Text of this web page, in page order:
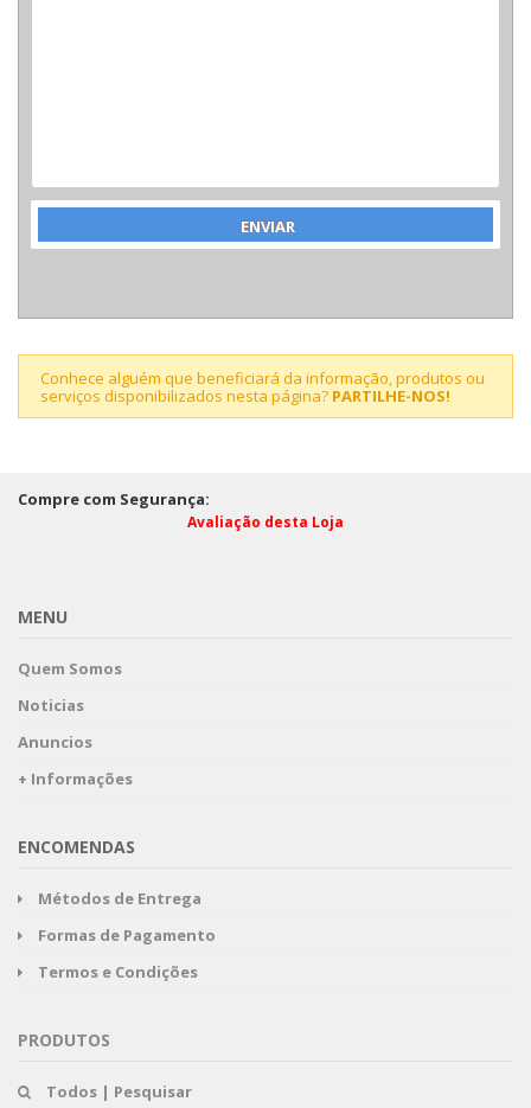
Conhece alguém que beneficiará da informação, produtos ou
serviços disponibilizados nesta página? PARTILHE-NOS!
Compre com Segurança:
Avaliação desta Loja
MENU
Quem Somos
Noticias
Anuncios
+ Informações
ENCOMENDAS
Métodos de Entrega
Formas de Pagamento
Termos e Condições
PRODUTOS
Todos | Pesquisar